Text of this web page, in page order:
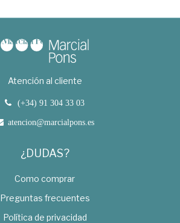
Atención al cliente
(+34) 91 304 33 03
atencion@marcialpons.es
¿DUDAS?
Como comprar
Preguntas frecuentes
Política de privacidad